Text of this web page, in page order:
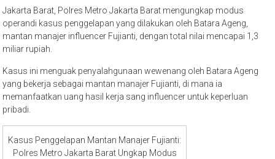
Jakarta Barat, Polres Metro Jakarta Barat mengungkap modus
operandi kasus penggelapan yang dilakukan oleh Batara Ageng,
mantan manajer influencer Fujianti, dengan total nilai mencapai 1,3
miliar rupiah.
Kasus ini menguak penyalahgunaan wewenang oleh Batara Ageng
yang bekerja sebagai mantan manajer Fujianti, di mana ia
memanfaatkan uang hasil kerja sang influencer untuk keperluan
pribadi.
Kasus Penggelapan Mantan Manajer Fujianti:
Polres Metro Jakarta Barat Ungkap Modus